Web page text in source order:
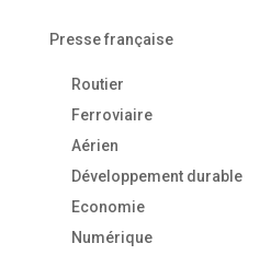
Presse française
Routier
Ferroviaire
Aérien
Développement durable
Economie
Numérique